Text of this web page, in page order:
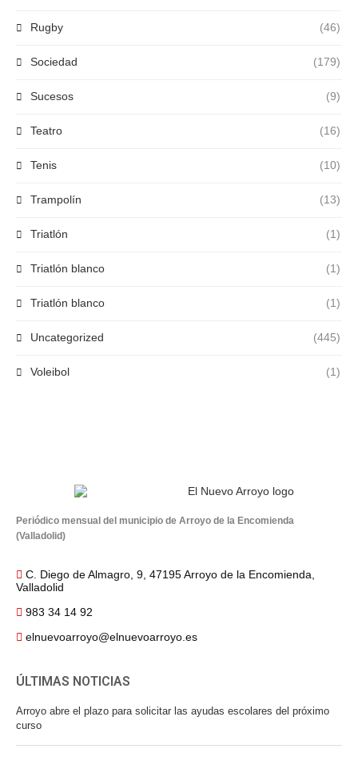
Rugby (46)
Sociedad (179)
Sucesos (9)
Teatro (16)
Tenis (10)
Trampolín (13)
Triatlón (1)
Triatlón blanco (1)
Triatlón blanco (1)
Uncategorized (445)
Voleibol (1)
Periódico mensual del municipio de Arroyo de la Encomienda
(Valladolid)
C. Diego de Almagro, 9, 47195 Arroyo de la Encomienda,
Valladolid
983 34 14 92
elnuevoarroyo@elnuevoarroyo.es
ÚLTIMAS NOTICIAS
Arroyo abre el plazo para solicitar las ayudas escolares del próximo
curso